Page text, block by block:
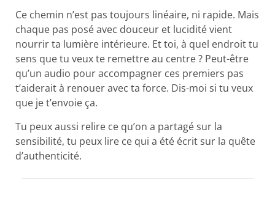
Ce chemin n’est pas toujours linéaire, ni rapide. Mais
chaque pas posé avec douceur et lucidité vient
nourrir ta lumière intérieure. Et toi, à quel endroit tu
sens que tu veux te remettre au centre ? Peut-être
qu’un audio pour accompagner ces premiers pas
t’aiderait à renouer avec ta force. Dis-moi si tu veux
que je t’envoie ça.
Tu peux aussi relire ce qu’on a partagé sur la
sensibilité, tu peux lire ce qui a été écrit sur la quête
d’authenticité.